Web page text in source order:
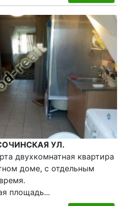
УЛ.
двухкомнатная квартира
доме, с отдельным
площадь...